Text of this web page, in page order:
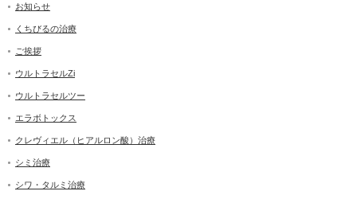
お知らせ
くちびるの治療
ご挨拶
ウルトラセルZi
ウルトラセルツー
エラボトックス
クレヴィエル（ヒアルロン酸）治療
シミ治療
シワ・タルミ治療